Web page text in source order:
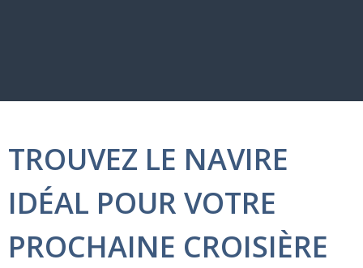
TROUVEZ LE NAVIRE
IDÉAL POUR VOTRE
PROCHAINE CROISIÈRE